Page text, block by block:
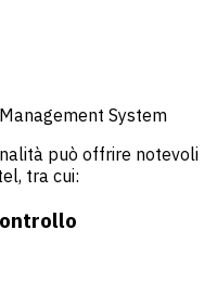
System
può offrire notevoli
tra cui: